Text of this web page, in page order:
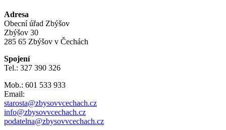
Adresa
Obecní úřad Zbýšov
Zbýšov 30
285 65 Zbýšov v Čechách
Spojení
Tel.: 327 390 326
Mob.: 601 533 933
Email:
starosta@zbysovvcechach.cz
info@zbysovvcechach.cz
podatelna@zbysovvcechach.cz